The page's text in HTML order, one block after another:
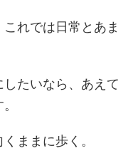
れでは日常とあま
たいなら、あえて
ままに歩く。